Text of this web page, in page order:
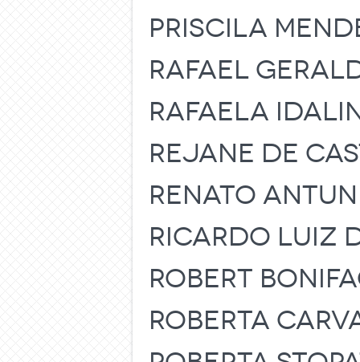
PRISCILA
RAFAEL
RAFAELA
REJANE DE
RENATO
RICARDO LUIZ
ROBERT
ROBERTA